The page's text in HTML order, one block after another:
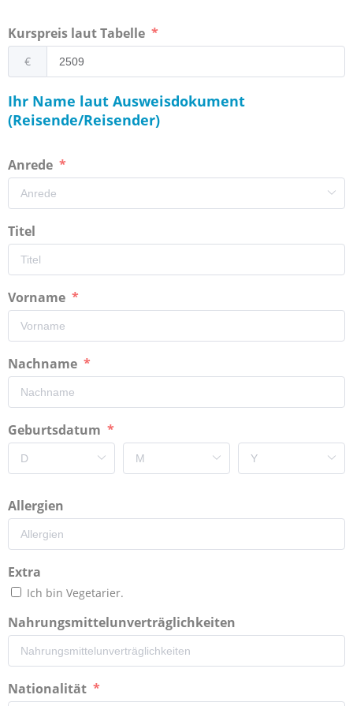
Kurspreis laut Tabelle
€
Ihr Name laut Ausweisdokument
(Reisende/Reisender)
Anrede
Titel
Vorname
Nachname
Geburtsdatum
Allergien
Extra
Ich bin Vegetarier.
Nahrungsmittelunverträglichkeiten
Nationalität